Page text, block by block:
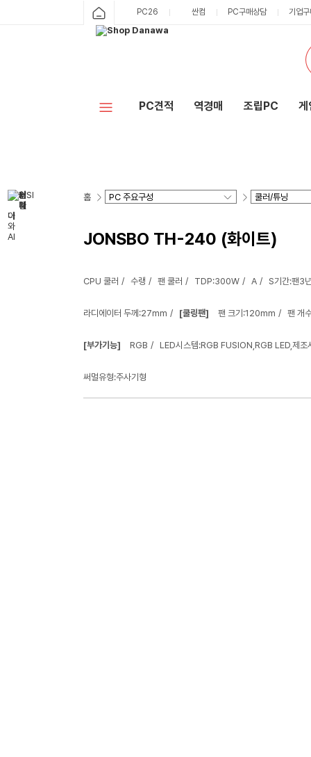
PC26 싼컴 PC구매상담 기업
PC견적 역경매 조립PC 게
홈
JONSBO TH-240 (화이트)
CPU 쿨러 수랭 팬 쿨러 TDP:300W A S기간:팬3
라디에이터 두께:27mm [쿨링팬] 팬 크기:120mm 팬 개
[부가기능] RGB LED시스템:RGB FUSION,RGB LED,제
써멀유형:주사기형